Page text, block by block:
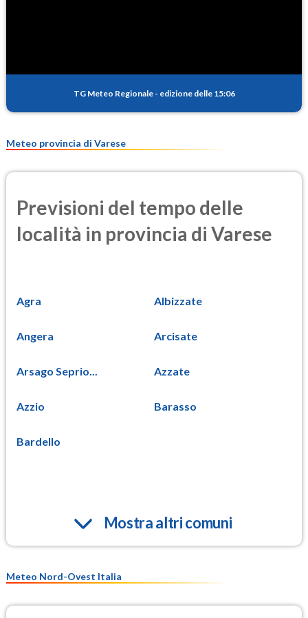
TG Meteo Regionale - edizione delle 15:06
Meteo provincia di Varese
Previsioni del tempo delle
località in provincia di Varese
Agra Albizzate
Angera Arcisate
Arsago Seprio... Azzate
Azzio Barasso
Bardello
Mostra altri comuni
Meteo Nord-Ovest Italia